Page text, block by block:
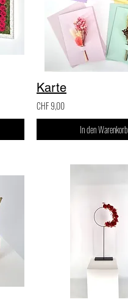
Karte
CHF 9,00
In den Warenkorb